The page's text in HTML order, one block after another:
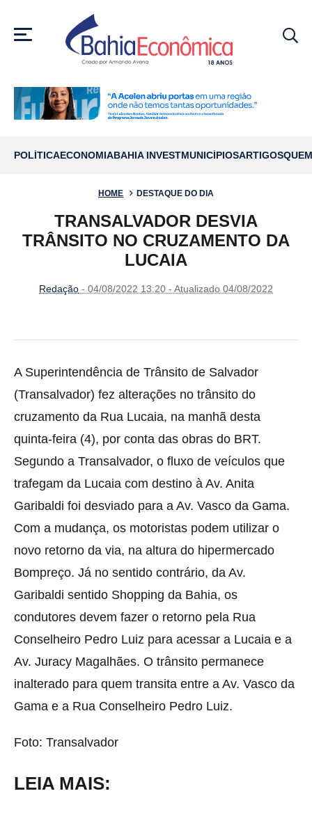
MENU
POLÍTICAECONOMIABAHIA INVESTMUNICÍPIOSARTIGOS
HOME DESTAQUE DO DIA
TRANSALVADOR DESVIA
TRÂNSITO NO CRUZAMENTO DA
LUCAIA
Redação - 04/08/2022 13:20 - Atualizado 04/08/2022
A Superintendência de Trânsito de Salvador
(Transalvador) fez alterações no trânsito do
cruzamento da Rua Lucaia, na manhã desta
quinta-feira (4), por conta das obras do BRT.
Segundo a Transalvador, o fluxo de veículos que
trafegam da Lucaia com destino à Av. Anita
Garibaldi foi desviado para a Av. Vasco da Gama.
Com a mudança, os motoristas podem utilizar o
novo retorno da via, na altura do hipermercado
Bompreço. Já no sentido contrário, da Av.
Garibaldi sentido Shopping da Bahia, os
condutores devem fazer o retorno pela Rua
Conselheiro Pedro Luiz para acessar a Lucaia e a
Av. Juracy Magalhães. O trânsito permanece
inalterado para quem transita entre a Av. Vasco da
Gama e a Rua Conselheiro Pedro Luiz.
Foto: Transalvador
LEIA MAIS: